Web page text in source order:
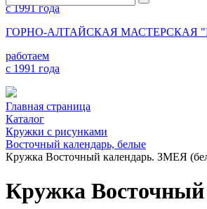
с 1991 года
ГОРНО-АЛТАЙСКАЯ МАСТЕРСКАЯ
работаем
с 1991 года
Главная страница
Каталог
Кружки с рисунками
Восточный календарь, белые
Кружка Восточный календарь. ЗМЕЯ
Кружка